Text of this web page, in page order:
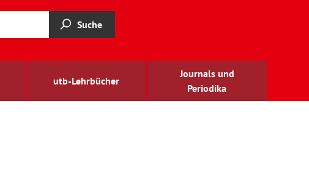
Suche
utb-Lehrbücher
Journals und
Periodika